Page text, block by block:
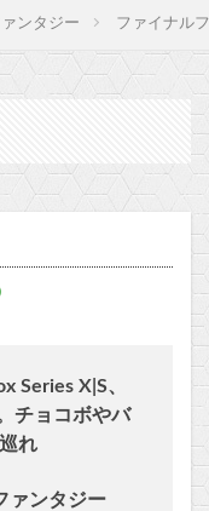
ンタジー ファイナル
Series X|S、
チョコボやバ
れ
ァンタジー